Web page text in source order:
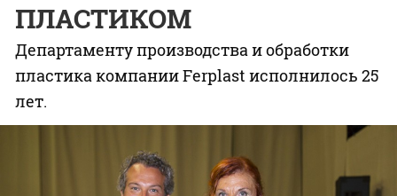
ПЛАСТИКОМ
Департаменту производства и обработки
пластика компании Ferplast исполнилось 25
лет.